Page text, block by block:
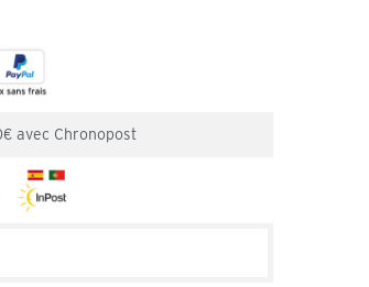
avec Chronopost